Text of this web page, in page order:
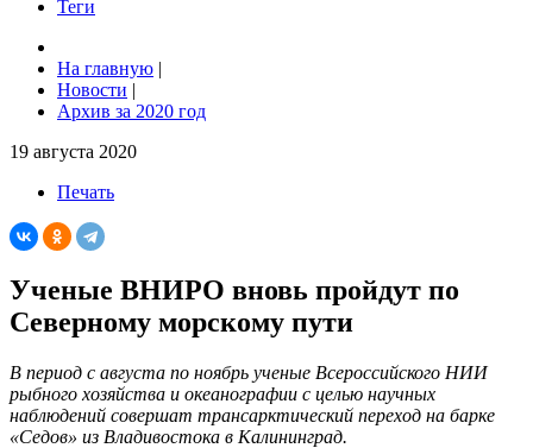
Теги
На главную |
Новости |
Архив за 2020 год
19 августа 2020
Печать
Ученые ВНИРО вновь пройдут по
Северному морскому пути
В период с августа по ноябрь ученые Всероссийского НИИ
рыбного хозяйства и океанографии с целью научных
наблюдений совершат трансарктический переход на барке
«Седов» из Владивостока в Калининград.